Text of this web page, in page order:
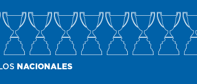
NACIONALES